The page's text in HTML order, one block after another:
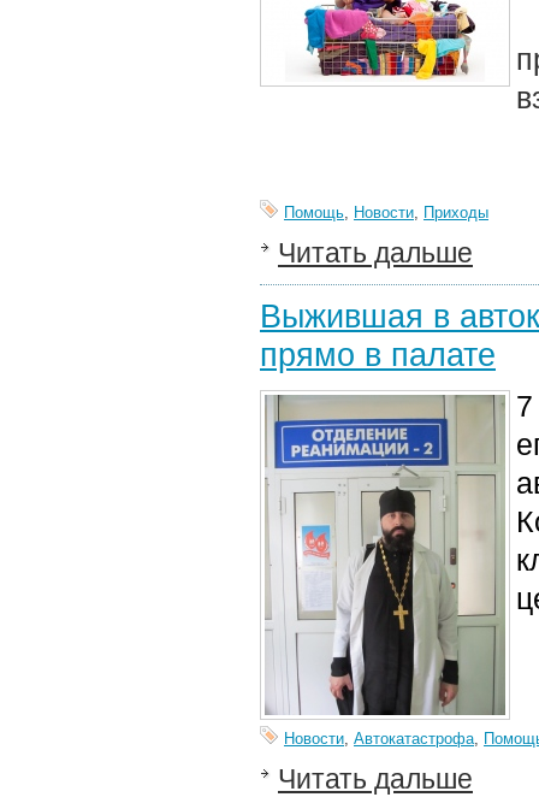
Помощь, Новости, Приходы
Читать дальше
Выжившая в
прямо в палате
Новости, Автокатастрофа,
Читать дальше